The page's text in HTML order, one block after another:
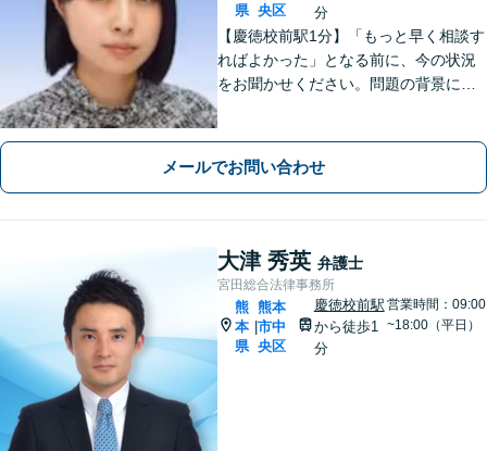
県 央区
分
【慶徳校前駅1分】「もっと早く相談す
ればよかった」となる前に、今の状況
をお聞かせください。問題の背景にも
間面談可】
メールでお問い合わせ
大津 秀英 弁護士
宮田総合法律事務所
熊
本
県
熊本
市中
央区
慶徳校前駅
から徒歩1
分
営業時間：09:00
~18:00（平日）